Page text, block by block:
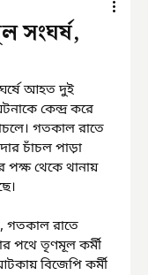
সংঘর্ষ,
আহত দুই
কেন্দ্র করে
গতকাল রাতে
চাঁচল পাড়া
পক্ষ থেকে থানায়
গতকাল রাতে
পথে তৃণমূল কর্মী
বিজেপি কর্মী